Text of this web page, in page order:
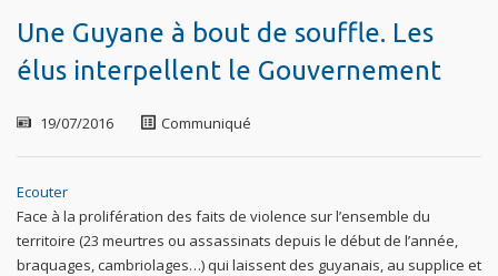
Une Guyane à bout de souffle. Les
élus interpellent le Gouvernement
19/07/2016 Communiqué
Ecouter
Face à la prolifération des faits de violence sur l’ensemble du
territoire (23 meurtres ou assassinats depuis le début de l’année,
braquages, cambriolages…) qui laissent des guyanais, au supplice et